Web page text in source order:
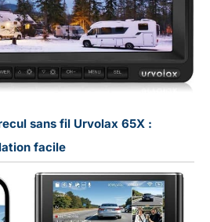
sans fil Urvolax 65X :
facile